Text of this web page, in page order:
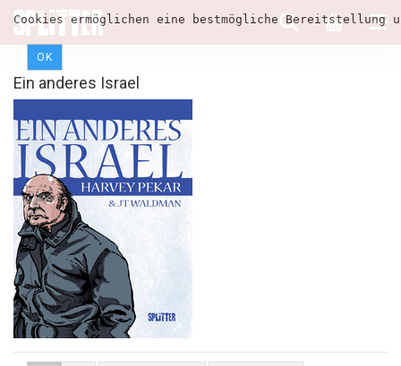
Cookies ermöglichen eine bestmögliche
OK
Ein anderes Israel